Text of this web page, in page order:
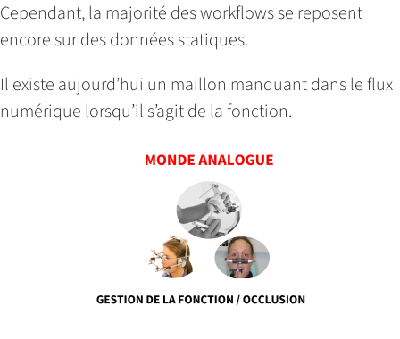
Cependant, la majorité des workflows se reposent
encore sur des données statiques.
Il existe aujourd’hui un maillon manquant dans le flux
numérique lorsqu’il s’agit de la fonction.